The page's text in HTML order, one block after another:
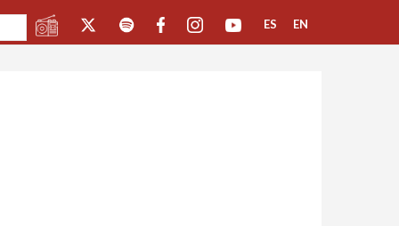
ES EN